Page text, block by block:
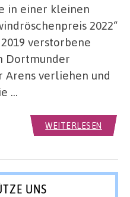
in einer kleinen
2022“
verstorbene
Dortmunder
Arens verliehen und
…
WEITERLESEN
UNS